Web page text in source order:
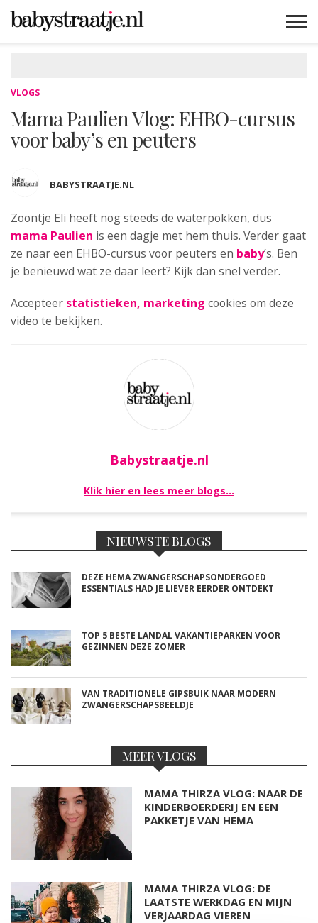
VLOGS
Mama Paulien Vlog: EHBO-cursus
voor baby’s en peuters
BABYSTRAATJE.NL
Zoontje Eli heeft nog steeds de waterpokken, dus
mama Paulien is een dagje met hem thuis. Verder gaat
ze naar een EHBO-cursus voor peuters en baby’s. Ben
je benieuwd wat ze daar leert? Kijk dan snel verder.
Accepteer statistieken, marketing cookies om deze
video te bekijken.
Babystraatje.nl
Klik hier en lees meer blogs…
NIEUWSTE BLOGS
DEZE HEMA ZWANGERSCHAPSONDERGOED
ESSENTIALS HAD JE LIEVER EERDER ONTDEKT
TOP 5 BESTE LANDAL VAKANTIEPARKEN VOOR
GEZINNEN DEZE ZOMER
VAN TRADITIONELE GIPSBUIK NAAR MODERN
ZWANGERSCHAPSBEELDJE
MEER VLOGS
MAMA THIRZA VLOG: NAAR DE
KINDERBOERDERIJ EN EEN
PAKKETJE VAN HEMA
MAMA THIRZA VLOG: DE
LAATSTE WERKDAG EN MIJN
VERJAARDAG VIEREN